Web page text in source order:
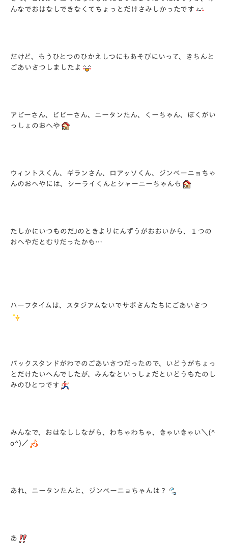
んなでおはなしできなくてちょっとだけさみしかったです
だけど、もうひとつのひかえしつにもあそびにいって、きちんと
ごあいさつしましたよ
アビーさん、ビビーさん、ニータンたん、くーちゃん、ぼくがい
っしょのおへや
ウィントスくん、ギランさん、ロアッソくん、ジンベーニョちゃ
んのおへやには、シーライくんとシャーニーちゃんも
たしかにいつものだJのときよりにんずうがおおいから、１つの
おへやだとむりだったかも…
ハーフタイムは、スタジアムないでサポさんたちにごあいさつ
バックスタンドがわでのごあいさつだったので、いどうがちょっ
とだけたいへんでしたが、みんなといっしょだといどうもたのし
みのひとつです
みんなで、おはなししながら、わちゃわちゃ、きゃいきゃい＼(^
o^)／
あれ、ニータンたんと、ジンベーニョちゃんは？
あ